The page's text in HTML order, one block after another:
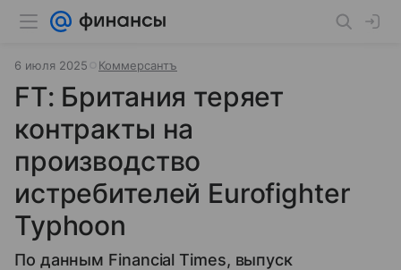
6 июля 2025 Коммерсантъ
FT: Британия теряет
контракты на
производство
истребителей Eurofighter
Typhoon
По данным Financial Times, выпуск